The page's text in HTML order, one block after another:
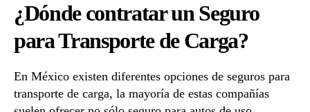
¿Dónde contratar un Seguro
para Transporte de Carga?
En México existen diferentes opciones de seguros para
transporte de carga, la mayoría de estas compañías